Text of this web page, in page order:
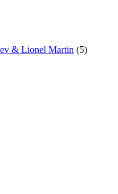
& Lionel Martin (5)